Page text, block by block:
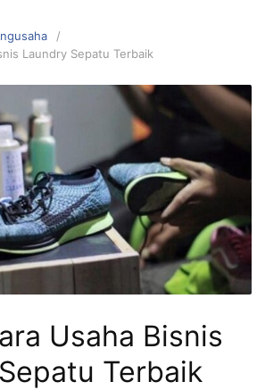
Laundry Sepatu Terbaik
Usaha Bisnis
Terbaik